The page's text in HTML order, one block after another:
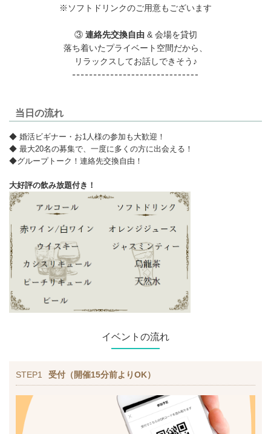
※ソフトドリンクのご用意もございます
③ 連絡先交換自由& 会場を貸切
落ち着いたプライベート空間だから、
リラックスしてお話しできそう♪
当日の流れ
◆ 婚活ビギナー・お1人様の参加も大歓迎！
◆ 最大20名の募集で、一度に多くの方に出会える！
◆グループトーク！連絡先交換自由！
大好評の飲み放題付き！
イベントの流れ
STEP1 受付（開催15分前よりOK）